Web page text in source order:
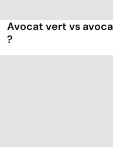
Avocat vert vs
?